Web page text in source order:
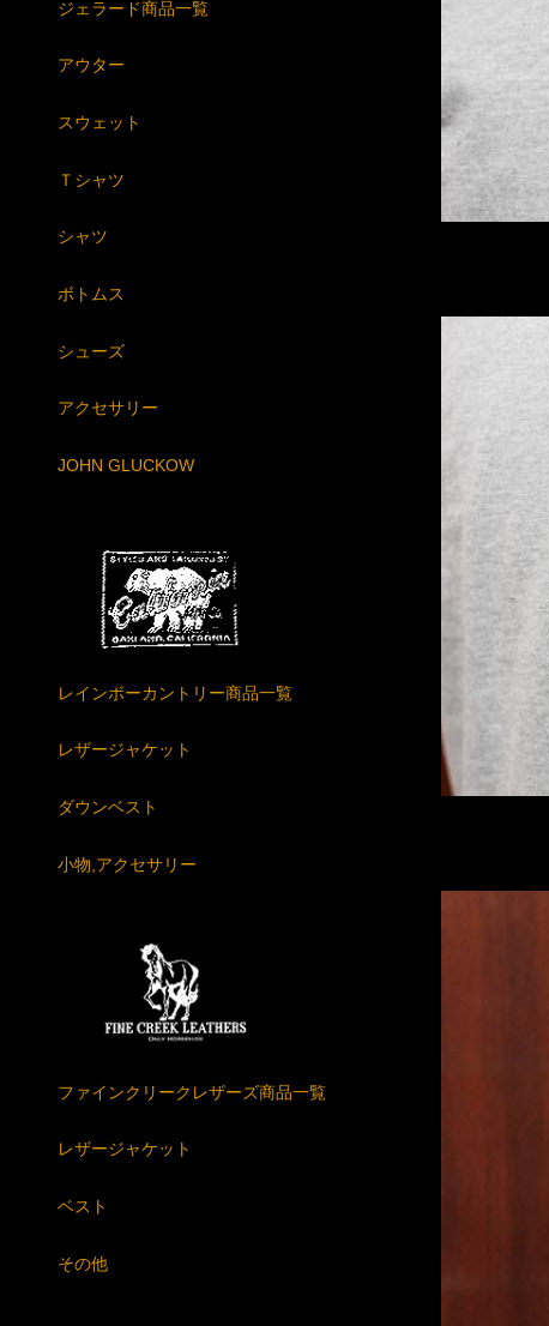
ジェラード商品一覧
アウター
スウェット
Ｔシャツ
シャツ
ボトムス
シューズ
アクセサリー
JOHN GLUCKOW
レインボーカントリー商品一覧
レザージャケット
ダウンベスト
小物,アクセサリー
ファインクリークレザーズ商品一覧
レザージャケット
ベスト
その他